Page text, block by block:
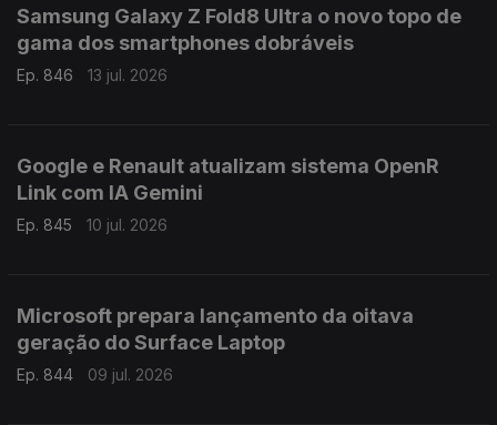
Samsung Galaxy Z Fold8 Ultra o novo topo de
gama dos smartphones dobráveis
Ep. 846 13 jul. 2026
Google e Renault atualizam sistema OpenR
Link com IA Gemini
Ep. 845 10 jul. 2026
Microsoft prepara lançamento da oitava
geração do Surface Laptop
Ep. 844 09 jul. 2026